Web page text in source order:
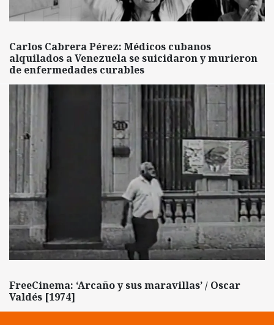
Carlos Cabrera Pérez: Médicos cubanos
alquilados a Venezuela se suicidaron y murieron
de enfermedades curables
FreeCinema: ‘Arcaño y sus maravillas’ / Oscar
Valdés [1974]